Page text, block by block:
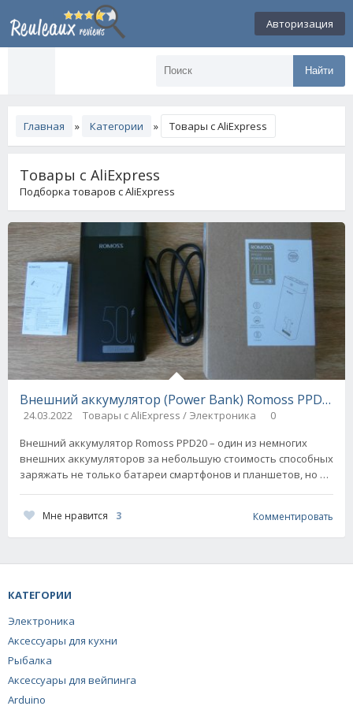
Авторизация
Найти
Главная » Категории » Товары с AliExpress
Товары с AliExpress
Подборка товаров с AliExpress
Внешний аккумулятор (Power Bank) Romoss PPD20 /
24.03.2022 Товары с AliExpress / Электроника
0
Внешний аккумулятор Romoss PPD20 – один из немногих
внешних аккумуляторов за небольшую стоимость способных
заряжать не только батареи смартфонов и планшетов, но и
Мне нравится 3 Комментировать
КАТЕГОРИИ
Электроника
Аксессуары для кухни
Рыбалка
Аксессуары для вейпинга
Arduino